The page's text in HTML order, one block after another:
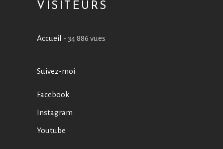
VISITEURS
Accueil - 34 886 vues
Suivez-moi
Facebook
Instagram
Youtube